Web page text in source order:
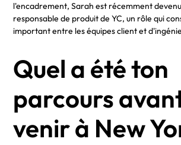
l'encadrement, Sarah est récemment
responsable de produit de YC, un rôle qui
important entre les équipes client et
Quel a été ton
parcours
venir à New